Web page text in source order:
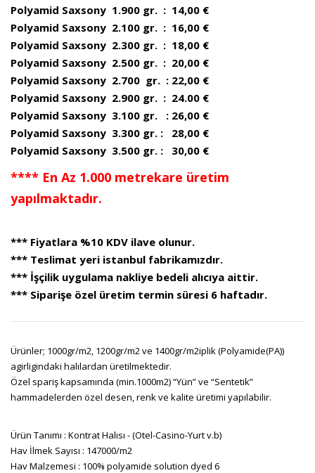
Polyamid Saxsony 1.900 gr. : 14,00 €
Polyamid Saxsony 2.100 gr. : 16,00 €
Polyamid Saxsony 2.300 gr. : 18,00 €
Polyamid Saxsony 2.500 gr. : 20,00 €
Polyamid Saxsony 2.700 gr. : 22,00 €
Polyamid Saxsony 2.900 gr. : 24.00 €
Polyamid Saxsony 3.100 gr. : 26,00 €
Polyamid Saxsony 3.300 gr. : 28,00 €
Polyamid Saxsony 3.500 gr. : 30,00 €
**** En Az 1.000 metrekare üretim
yapılmaktadır.
*** Fiyatlara %10 KDV ilave olunur.
*** Teslimat yeri istanbul fabrikamızdır.
*** İşçilik uygulama nakliye bedeli alıcıya aittir.
*** Siparişe özel üretim termin süresi 6 haftadır.
Ürünler; 1000gr/m2, 1200gr/m2 ve 1400gr/m2iplik (Polyamide(PA))
agirligindaki halılardan üretilmektedir.
Özel spariş kapsamında (min.1000m2) “Yün” ve “Sentetik”
hammadelerden özel desen, renk ve kalite üretimi yapılabilir.
Ürün Tanımı : Kontrat Halısı - (Otel-Casino-Yurt v.b)
Hav İlmek Sayısı : 147000/m2
Hav Malzemesi : 100% polyamide solution dyed 6